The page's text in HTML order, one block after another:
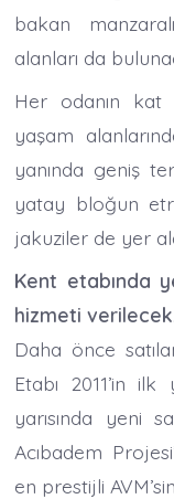
bakan
alanları da
Her odanın kat
yaşam
yanında geniş
yatay bloğun
jakuziler de yer
Kent etabında
hizmeti verilecek
Daha önce
Etabı 2011’in ilk
yarısında yeni
Acıbadem
en prestijli